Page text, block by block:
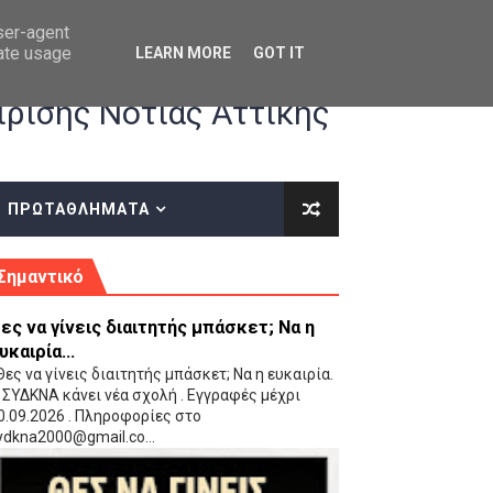
οδηγίες επί του ΚΑΝΟΝΙΣΜΟΥ ΕΓΓΡΑΦΩΝ-ΜΕΤΑΓΡΑΦΩΝ ΤΗΣ
(VIDEO)
Νότιας Αττικής
ΠΡΩΤΑΘΛΗΜΑΤΑ
να γίνεις διαιτητής μπάσκετ; Να η
να γίνεις διαιτητής μπάσκετ; Να η ευκαιρία.
κάνει νέα σχολή . Εγγραφές μέχρι
. Πληροφορίες στο
agent
usage
LEARN MORE GOT IT